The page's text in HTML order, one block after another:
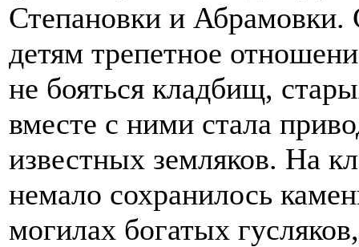
Степановки и Абрамовки.
детям трепетное
не бояться кладбищ,
вместе с ними стала
известных земляков. На
немало сохранилось
могилах богатых